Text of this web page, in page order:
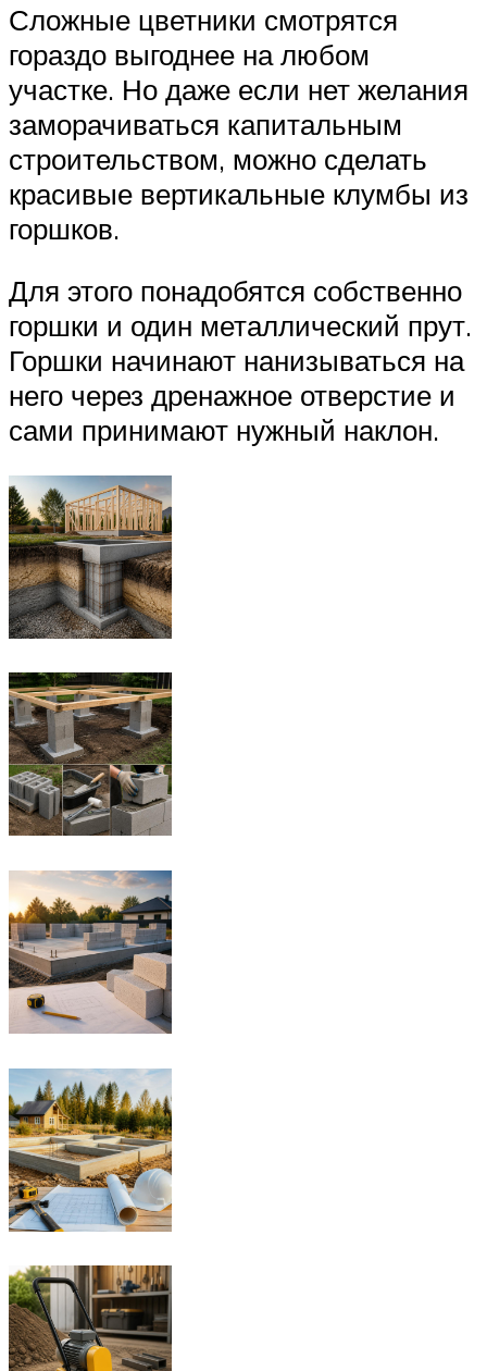
Сложные цветники смотрятся
гораздо выгоднее на любом
участке. Но даже если нет желания
заморачиваться капитальным
строительством, можно сделать
красивые вертикальные клумбы из
горшков.
Для этого понадобятся собственно
горшки и один металлический прут.
Горшки начинают нанизываться на
него через дренажное отверстие и
сами принимают нужный наклон.